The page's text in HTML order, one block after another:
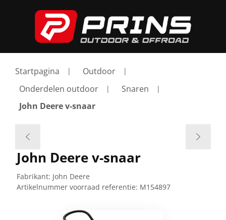
Startpagina
Outdoor
Onderdelen outdoor
Snaren
John Deere v-snaar
John Deere v-snaar
Fabrikant: John Deere
Artikelnummer voorraad referentie: M154897